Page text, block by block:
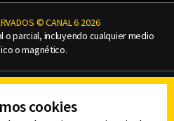
© CANAL 6 2026
parcial, incluyendo cualquier medio
o magnético.
PRIVACIDAD
cookies